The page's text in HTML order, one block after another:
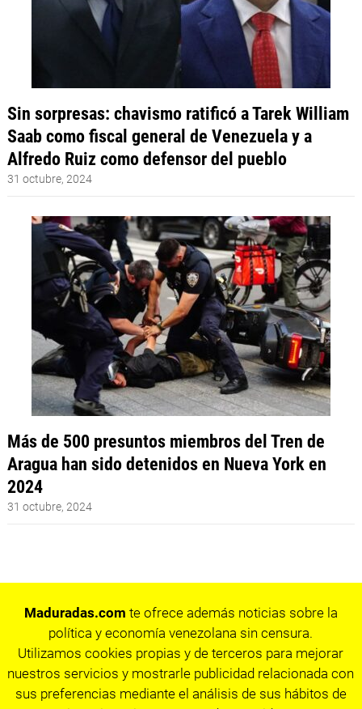
Sin sorpresas: chavismo ratificó a Tarek William
Saab como fiscal general de Venezuela y a
Alfredo Ruiz como defensor del pueblo
31 octubre, 2024
Más de 500 presuntos miembros del Tren de
Aragua han sido detenidos en Nueva York en
2024
31 octubre, 2024
Maduradas.com te ofrece además noticias sobre la
política y economía venezolana sin censura.
Utilizamos cookies propias y de terceros para mejorar
nuestros servicios y mostrarle publicidad relacionada con
sus preferencias mediante el análisis de sus hábitos de